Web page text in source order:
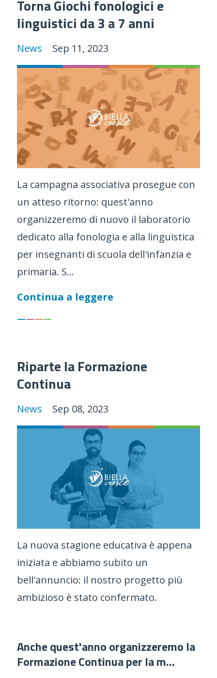
Torna Giochi fonologici e
linguistici da 3 a 7 anni
News Sep 11, 2023
La campagna associativa prosegue con
un atteso ritorno: quest'anno
organizzeremo di nuovo il laboratorio
dedicato alla fonologia e alla linguistica
per insegnanti di scuola dell'infanzia e
primaria. S...
Continua a leggere
————
Riparte la Formazione
Continua
News Sep 08, 2023
La nuova stagione educativa è appena
iniziata e abbiamo subito un
bell'annuncio: il nostro progetto più
ambizioso è stato confermato.
Anche quest'anno organizzeremo la
Formazione Continua per la m...